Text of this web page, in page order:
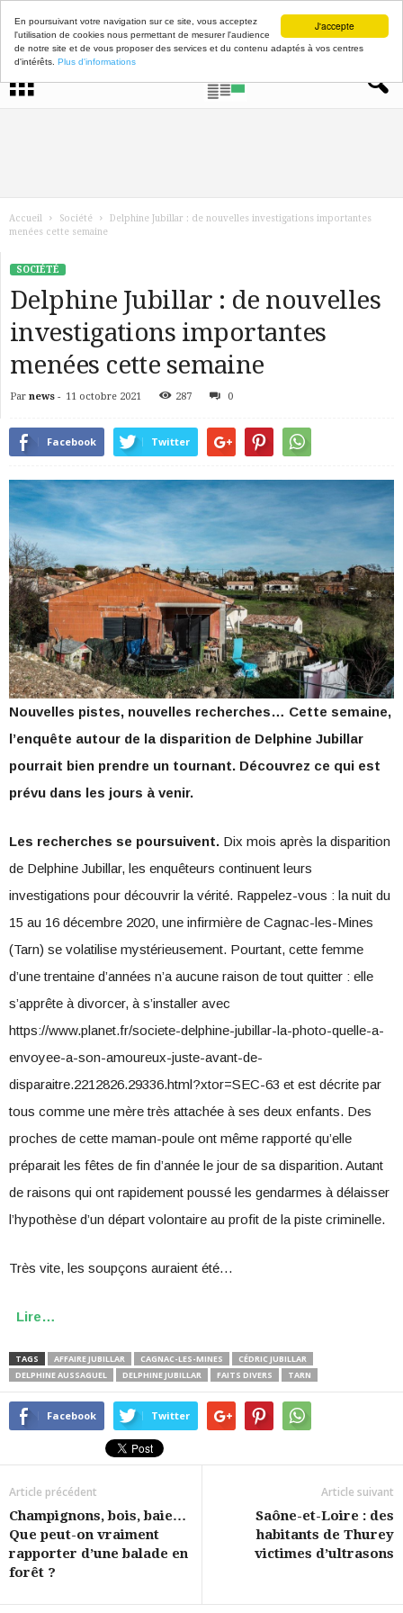
J'accepte
En poursuivant votre navigation sur ce site, vous acceptez
l'utilisation de cookies nous permettant de mesurer l'audience
de notre site et de vous proposer des services et du contenu adaptés à vos centres
d'intérêts. Plus d'informations
Accueil Société
Delphine Jubillar : de nouvelles investigations importantes
menées cette semaine
SOCIÉTÉ
Delphine Jubillar : de nouvelles
investigations importantes
menées cette semaine
Par news - 11 octobre 2021 287 0
Facebook Twitter
Nouvelles pistes, nouvelles recherches… Cette semaine,
l’enquête autour de la disparition de Delphine Jubillar
pourrait bien prendre un tournant. Découvrez ce qui est
prévu dans les jours à venir.
Les recherches se poursuivent. Dix mois après la disparition
de Delphine Jubillar, les enquêteurs continuent leurs
investigations pour découvrir la vérité. Rappelez-vous : la nuit du
15 au 16 décembre 2020, une infirmière de Cagnac-les-Mines
(Tarn) se volatilise mystérieusement. Pourtant, cette femme
d’une trentaine d’années n’a aucune raison de tout quitter : elle
s’apprête à divorcer, à s’installer avec
https://www.planet.fr/societe-delphine-jubillar-la-photo-quelle-a-
envoyee-a-son-amoureux-juste-avant-de-
disparaitre.2212826.29336.html?xtor=SEC-63 et est décrite par
tous comme une mère très attachée à ses deux enfants. Des
proches de cette maman-poule ont même rapporté qu’elle
préparait les fêtes de fin d’année le jour de sa disparition. Autant
de raisons qui ont rapidement poussé les gendarmes à délaisser
l’hypothèse d’un départ volontaire au profit de la piste criminelle.
Très vite, les soupçons auraient été…
Lire…
TAGS AFFAIRE JUBILLAR CAGNAC-LES-MINES
CÉDRIC JUBILLAR
DELPHINE AUSSAGUEL
DELPHINE JUBILLAR FAITS DIVERS TARN
Facebook Twitter
Article précédent
Champignons, bois, baie…
Que peut-on vraiment
rapporter d’une balade en
forêt ?
Article suivant
Saône-et-Loire : des
habitants de Thurey
victimes d’ultrasons